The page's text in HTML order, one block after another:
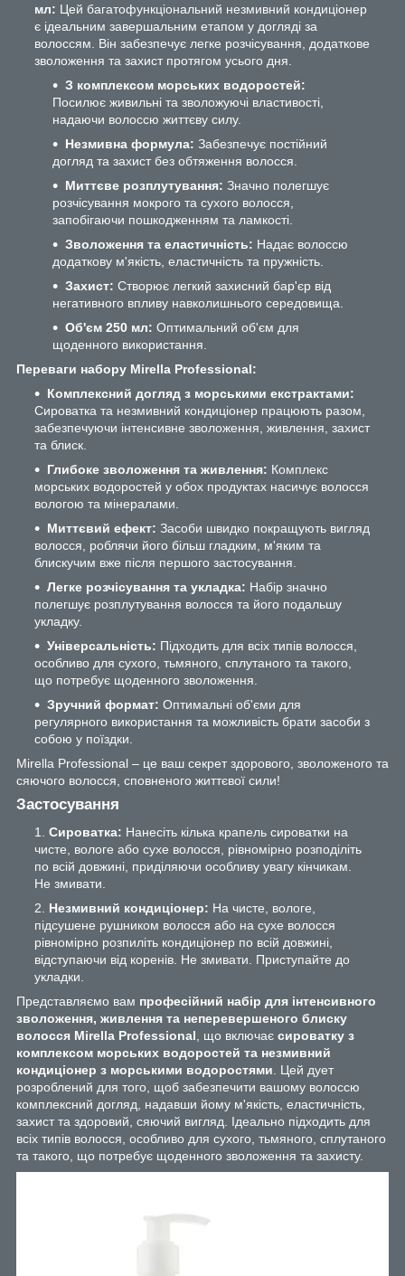
мл: Цей багатофункціональний незмивний кондиціонер
є ідеальним завершальним етапом у догляді за
волоссям. Він забезпечує легке розчісування, додаткове
зволоження та захист протягом усього дня.
З комплексом морських водоростей:
Посилює живильні та зволожуючі властивості,
надаючи волоссю життєву силу.
Незмивна формула: Забезпечує постійний
догляд та захист без обтяження волосся.
Миттєве розплутування: Значно полегшує
розчісування мокрого та сухого волосся,
запобігаючи пошкодженням та ламкості.
Зволоження та еластичність: Надає волоссю
додаткову м'якість, еластичність та пружність.
Захист: Створює легкий захисний бар'єр від
негативного впливу навколишнього середовища.
Об'єм 250 мл: Оптимальний об'єм для
щоденного використання.
Переваги набору Mirella Professional:
Комплексний догляд з морськими екстрактами:
Сироватка та незмивний кондиціонер працюють разом,
забезпечуючи інтенсивне зволоження, живлення, захист
та блиск.
Глибоке зволоження та живлення: Комплекс
морських водоростей у обох продуктах насичує волосся
вологою та мінералами.
Миттєвий ефект: Засоби швидко покращують вигляд
волосся, роблячи його більш гладким, м'яким та
блискучим вже після першого застосування.
Легке розчісування та укладка: Набір значно
полегшує розплутування волосся та його подальшу
укладку.
Універсальність: Підходить для всіх типів волосся,
особливо для сухого, тьмяного, сплутаного та такого,
що потребує щоденного зволоження.
Зручний формат: Оптимальні об'єми для
регулярного використання та можливість брати засоби з
собою у поїздки.
Mirella Professional – це ваш секрет здорового, зволоженого та
сяючого волосся, сповненого життєвої сили!
Застосування
Сироватка: Нанесіть кілька крапель сироватки на
чисте, вологе або сухе волосся, рівномірно розподіліть
по всій довжині, приділяючи особливу увагу кінчикам.
Не змивати.
Незмивний кондиціонер: На чисте, вологе,
підсушене рушником волосся або на сухе волосся
рівномірно розпиліть кондиціонер по всій довжині,
відступаючи від коренів. Не змивати. Приступайте до
укладки.
Представляємо вам професійний набір для інтенсивного
зволоження, живлення та неперевершеного блиску
волосся Mirella Professional , що включає сироватку з
комплексом морських водоростей та незмивний
кондиціонер з морськими водоростями . Цей дует
розроблений для того, щоб забезпечити вашому волоссю
комплексний догляд, надавши йому м'якість, еластичність,
захист та здоровий, сяючий вигляд. Ідеально підходить для
всіх типів волосся, особливо для сухого, тьмяного, сплутаного
та такого, що потребує щоденного зволоження та захисту.